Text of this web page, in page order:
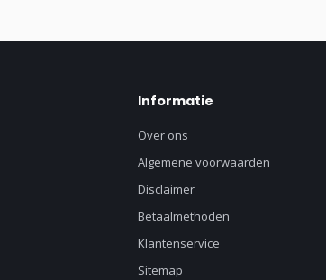
Informatie
Over ons
Algemene voorwaarden
Disclaimer
Betaalmethoden
Klantenservice
Sitemap